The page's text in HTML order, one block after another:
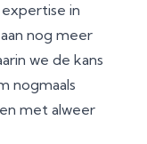
expertise in
nog meer
we de kans
nogmaals
met alweer